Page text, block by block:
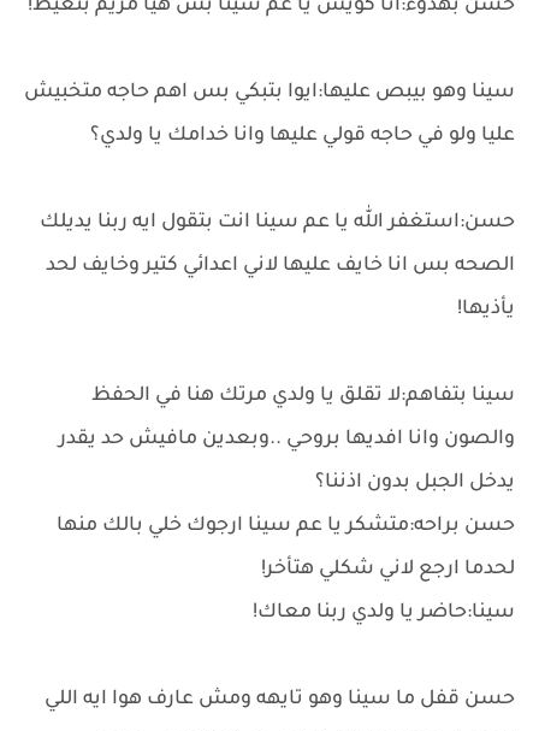
حسن بهدوء:انا كويس يا عم سينا بس هيا مريم بتعيط!
سينا وهو بيبص عليها:ايوا بتبكي بس اهم حاجه متخبيش
عليا ولو في حاجه قولي عليها وانا خدامك يا ولدي؟
حسن:استغفر الله يا عم سينا انت بتقول ايه ربنا يديلك
الصحه بس انا خايف عليها لاني اعدائي كتير وخايف لحد
يأذيها!
سينا بتفاهم:لا تقلق يا ولدي مرتك هنا في الحفظ
والصون وانا افديها بروحي ..وبعدين مافيش حد يقدر
يدخل الجبل بدون اذننا؟
حسن براحه:متشكر يا عم سينا ارجوك خلي بالك منها
لحدما ارجع لاني شكلي هتأخر!
سينا:حاضر يا ولدي ربنا معاك!
حسن قفل ما سينا وهو تايهه ومش عارف هوا ايه اللي